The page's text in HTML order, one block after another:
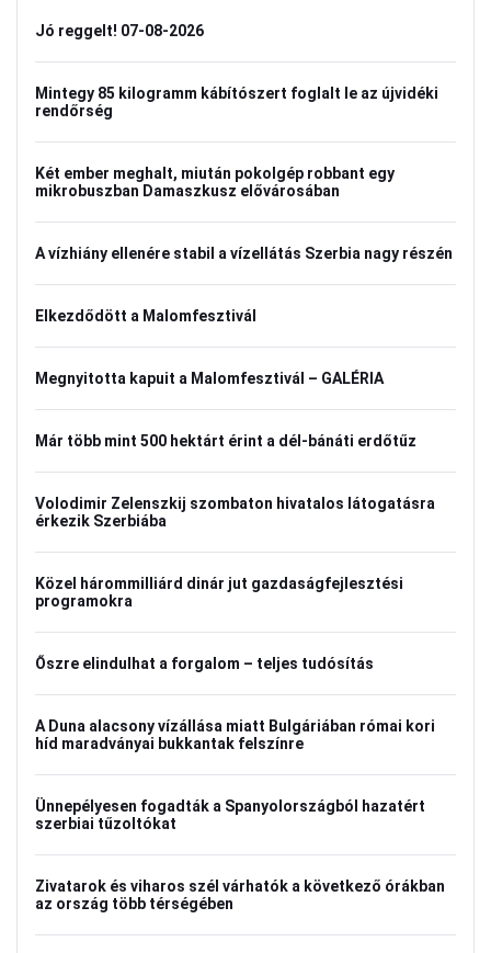
Jó reggelt! 07-08-2026
Mintegy 85 kilogramm kábítószert foglalt le az újvidéki
rendőrség
Két ember meghalt, miután pokolgép robbant egy
mikrobuszban Damaszkusz elővárosában
A vízhiány ellenére stabil a vízellátás Szerbia nagy részén
Elkezdődött a Malomfesztivál
Megnyitotta kapuit a Malomfesztivál – GALÉRIA
Már több mint 500 hektárt érint a dél-bánáti erdőtűz
Volodimir Zelenszkij szombaton hivatalos látogatásra
érkezik Szerbiába
Közel hárommilliárd dinár jut gazdaságfejlesztési
programokra
Őszre elindulhat a forgalom – teljes tudósítás
A Duna alacsony vízállása miatt Bulgáriában római kori
híd maradványai bukkantak felszínre
Ünnepélyesen fogadták a Spanyolországból hazatért
szerbiai tűzoltókat
Zivatarok és viharos szél várhatók a következő órákban
az ország több térségében